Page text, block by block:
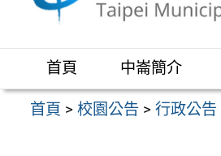
區
首頁 中崙簡介
首頁 >校園公告 >行政公告